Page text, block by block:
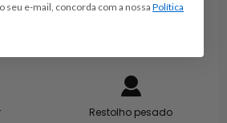
Restolho pesado
seu e-mail, concorda com a nossaPolítica